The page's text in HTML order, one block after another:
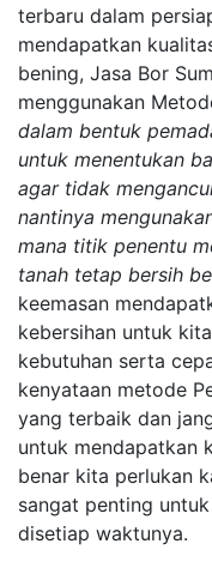
terbaru dalam
mendapatkan
bening, Jasa Bor
menggunakan
dalam bentuk
untuk menentukan
agar tidak
nantinya
mana titik penentu
tanah tetap bersih
keemasan
kebersihan untuk
kebutuhan serta
kenyataan metode
yang terbaik dan
untuk mendapatkan
benar kita perlukan
sangat penting
disetiap waktunya.